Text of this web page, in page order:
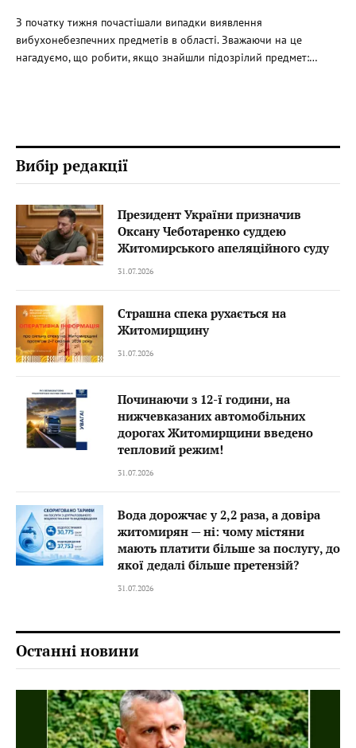
З початку тижня почастішали випадки виявлення
вибухонебезпечних предметів в області. Зважаючи на це
нагадуємо, що робити, якщо знайшли підозрілий предмет:…
Вибір редакції
Президент України призначив
Оксану Чеботаренко суддею
Житомирського апеляційного суду
31.07.2026
Страшна спека рухається на
Житомирщину
31.07.2026
Починаючи з 12-ї години, на
нижчевказаних автомобільних
дорогах Житомирщини введено
тепловий режим!
31.07.2026
Вода дорожчає у 2,2 раза, а довіра
житомирян — ні: чому містяни
мають платити більше за послугу, до
якої дедалі більше претензій?
31.07.2026
Останні новини